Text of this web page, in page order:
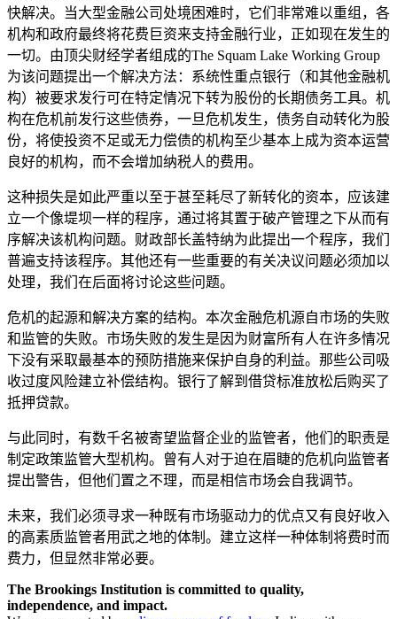
快解决。当大型金融公司处境困难时，它们非常难以重组，各
机构和政府最终将花费巨资来支持金融行业，正如现在发生的
一切。由顶尖财经学者组成的The Squam Lake Working Group
为该问题提出一个解决方法：系统性重点银行（和其他金融机
构）被要求发行可在特定情况下转为股份的长期债务工具。机
构在危机前发行这些债券，一旦危机发生，债务自动转化为股
份，将使投资不足或无力偿债的机构至少基本上成为资本运营
良好的机构，而不会增加纳税人的费用。
这种损失是如此严重以至于甚至耗尽了新转化的资本，应该建
立一个像堤坝一样的程序，通过将其置于破产管理之下从而有
序解决该机构问题。财政部长盖特纳为此提出一个程序，我们
普遍支持该程序。其他还有一些重要的有关决议问题必须加以
处理，我们在后面将讨论这些问题。
危机的起源和解决方案的结构。本次金融危机源自市场的失败
和监管的失败。市场失败的发生是因为财富所有人在许多情况
下没有采取最基本的预防措施来保护自身的利益。那些公司吸
收过度风险建立补偿结构。银行了解到借贷标准放松后购买了
抵押贷款。
与此同时，有数千名被寄望监督企业的监管者，他们的职责是
制定政策监管大型机构。曾有人对于迫在眉睫的危机向监管者
提出警告，但他们置之不理，而是相信市场会自我调节。
未来，我们必须寻求一种既有市场驱动力的优点又有良好收入
的高素质监管者用武之地的体制。建立这样一种体制将费时而
费力，但显然非常必要。
The Brookings Institution is committed to quality,
independence, and impact.